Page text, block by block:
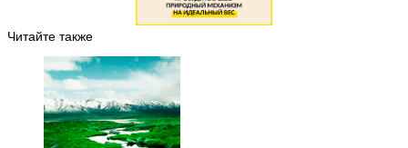
Читайте также